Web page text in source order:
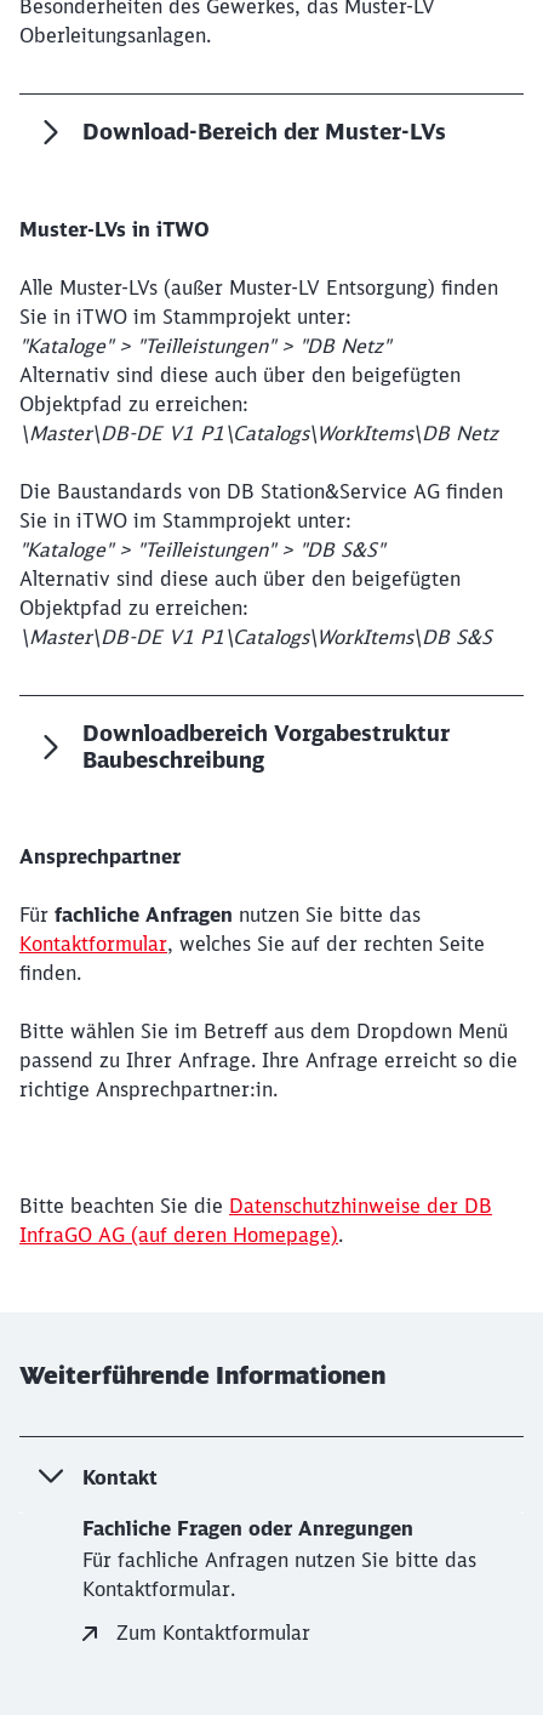
Besonderheiten des Gewerkes, das Muster-LV
Oberleitungsanlagen.
Download-Bereich der Muster-LVs
Muster-LVs in iTWO
Alle Muster-LVs (außer Muster-LV Entsorgung) finden
Sie in iTWO im Stammprojekt unter:
"Kataloge" > "Teilleistungen" > "DB Netz"
Alternativ sind diese auch über den beigefügten
Objektpfad zu erreichen:
\Master\DB-DE V1 P1\Catalogs\WorkItems\DB Netz
Die Baustandards von DB Station&Service AG finden
Sie in iTWO im Stammprojekt unter:
"Kataloge" > "Teilleistungen" > "DB S&S"
Alternativ sind diese auch über den beigefügten
Objektpfad zu erreichen:
\Master\DB-DE V1 P1\Catalogs\WorkItems\DB S&S
Downloadbereich Vorgabestruktur
Baubeschreibung
Ansprechpartner
Für fachliche Anfragen nutzen Sie bitte das
Kontaktformular, welches Sie auf der rechten Seite
finden.
Bitte wählen Sie im Betreff aus dem Dropdown Menü
passend zu Ihrer Anfrage. Ihre Anfrage erreicht so die
richtige Ansprechpartner:in.
Bitte beachten Sie die Datenschutzhinweise der DB
InfraGO AG (auf deren Homepage).
Weiterführende Informationen
Kontakt
Fachliche Fragen oder Anregungen
Für fachliche Anfragen nutzen Sie bitte das
Kontaktformular.
Zum Kontaktformular
werden?
Abbrechen Weiter